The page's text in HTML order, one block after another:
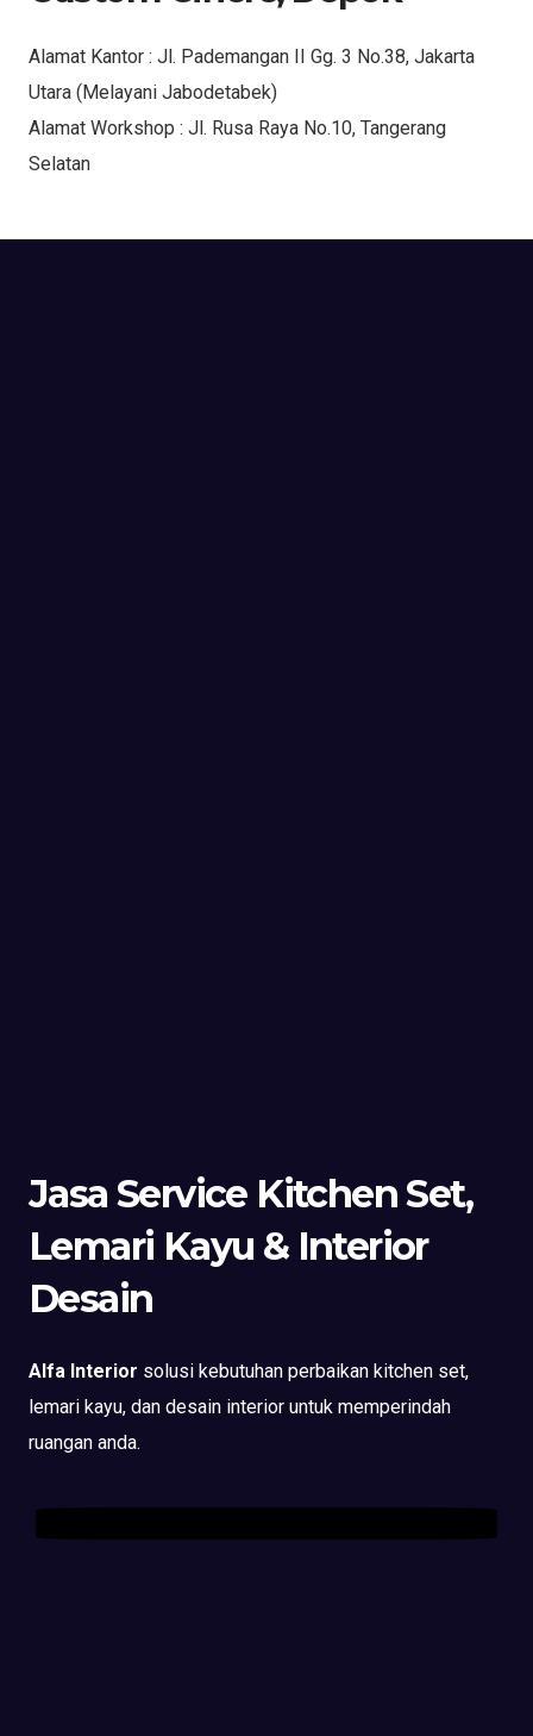
Alamat Kantor : Jl. Pademangan II Gg. 3 No.38, Jakarta
Utara (Melayani Jabodetabek)
Alamat Workshop : Jl. Rusa Raya No.10, Tangerang
Selatan
Jasa Service Kitchen Set,
Lemari Kayu & Interior
Desain
Alfa Interior solusi kebutuhan perbaikan kitchen set,
lemari kayu, dan desain interior untuk memperindah
ruangan anda.